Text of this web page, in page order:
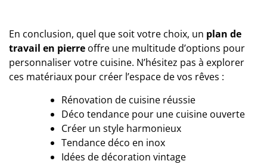
En conclusion, quel que soit votre choix, un plan de
travail en pierre offre une multitude d’options pour
personnaliser votre cuisine. N’hésitez pas à explorer
ces matériaux pour créer l’espace de vos rêves :
Rénovation de cuisine réussie
Déco tendance pour une cuisine ouverte
Créer un style harmonieux
Tendance déco en inox
Idées de décoration vintage